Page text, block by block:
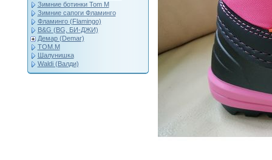
Зимние ботинки Tom M
Зимние сапоги Фламинго
Фламинго (Flamingo)
B&G (BG, БИ-ДЖИ)
Демар (Demar)
ТОМ.М
Шалунишка
Waldi (Валди)